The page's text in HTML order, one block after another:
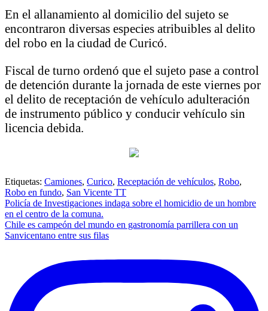
En el allanamiento al domicilio del sujeto se
encontraron diversas especies atribuibles al delito
del robo en la ciudad de Curicó.
Fiscal de turno ordenó que el sujeto pase a control
de detención durante la jornada de este viernes por
el delito de receptación de vehículo adulteración
de instrumento público y conducir vehículo sin
licencia debida.
Etiquetas: Camiones, Curico, Receptación de vehículos, Robo,
Robo en fundo, San Vicente TT
Navegación
de
entradas
Policía de Investigaciones indaga sobre el homicidio de un hombre
en el centro de la comuna.
Chile es campeón del mundo en gastronomía parrillera con un
Sanvicentano entre sus filas